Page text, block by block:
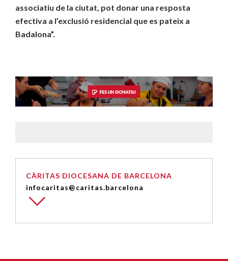
associatiu de la ciutat, pot donar una resposta
efectiva a l’exclusió residencial que es pateix a
Badalona”.
CÀRITAS DIOCESANA DE BARCELONA
infocaritas@caritas.barcelona